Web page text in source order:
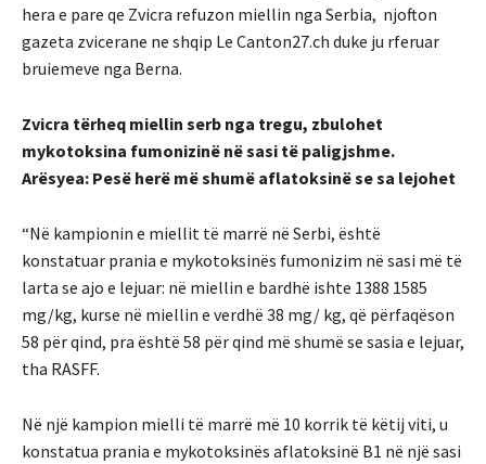
hera e pare qe Zvicra refuzon miellin nga Serbia, njofton
gazeta zvicerane ne shqip Le Canton27.ch duke ju rferuar
bruiemeve nga Berna.
Zvicra tërheq miellin serb nga tregu, zbulohet
mykotoksina fumonizinë në sasi të paligjshme.
Arësyea: Pesë herë më shumë aflatoksinë se sa lejohet
“Në kampionin e miellit të marrë në Serbi, është
konstatuar prania e mykotoksinës fumonizim në sasi më të
larta se ajo e lejuar: në miellin e bardhë ishte 1388 1585
mg/kg, kurse në miellin e verdhë 38 mg/ kg, që përfaqëson
58 për qind, pra është 58 për qind më shumë se sasia e lejuar,
tha RASFF.
Në një kampion mielli të marrë më 10 korrik të këtij viti, u
konstatua prania e mykotoksinës aflatoksinë B1 në një sasi